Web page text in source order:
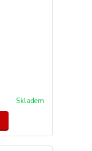
Skladem